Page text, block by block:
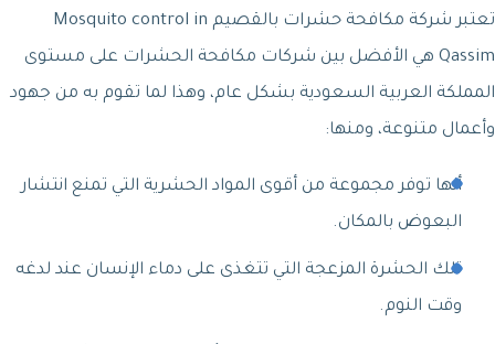
تعتبر شركة مكافحة حشرات بالقصيم Mosquito control in
Qassim هي الأفضل بين شركات مكافحة الحشرات على مستوى
المملكة العربية السعودية بشكل عام، وهذا لما تقوم به من جهود
وأعمال متنوعة، ومنها:
أنها توفر مجموعة من أقوى المواد الحشرية التي تمنع انتشار
البعوض بالمكان.
تلك الحشرة المزعجة التي تتغذى على دماء الإنسان عند لدغه
وقت النوم.